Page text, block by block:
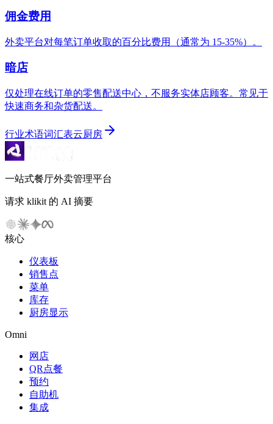
佣金费用
外卖平台对每笔订单收取的百分比费用（通常为 15-35%）。
暗店
仅处理在线订单的零售配送中心，不服务实体店顾客。常见于
快速商务和杂货配送。
行业术语词汇表云厨房
一站式餐厅外卖管理平台
请求 klikit 的 AI 摘要
核心
仪表板
销售点
菜单
库存
厨房显示
Omni
网店
QR点餐
预约
自助机
集成